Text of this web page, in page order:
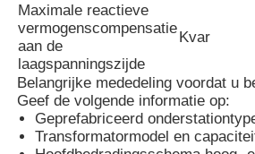
Ringkabelverdeelkast
Doostype Hulpkantoor
Maximale reactieve
vermogenscompensatie
aan de
laagspanningszijde
Kvar
Belangrijke mededeling voordat u
Geef de volgende informatie op:
Geprefabriceerd
Transformatormodel en